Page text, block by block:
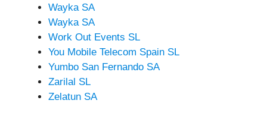
Wayka SA
Wayka SA
Work Out Events SL
You Mobile Telecom Spain SL
Yumbo San Fernando SA
Zarilal SL
Zelatun SA